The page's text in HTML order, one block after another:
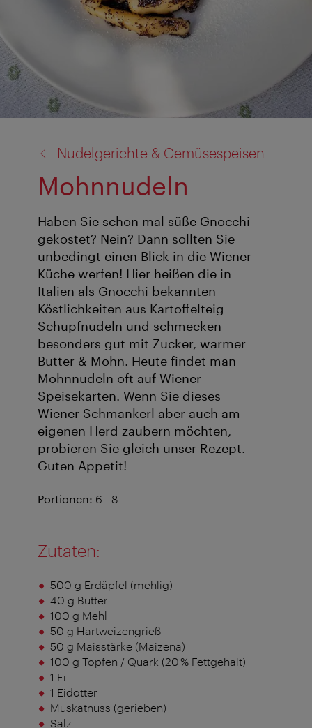
Nudelgerichte & Gemüsespeisen
Mohnnudeln
Haben Sie schon mal süße Gnocchi
gekostet? Nein? Dann sollten Sie
unbedingt einen Blick in die Wiener
Küche werfen! Hier heißen die in
Italien als Gnocchi bekannten
Köstlichkeiten aus Kartoffelteig
Schupfnudeln und schmecken
besonders gut mit Zucker, warmer
Butter & Mohn. Heute findet man
Mohnnudeln oft auf Wiener
Speisekarten. Wenn Sie dieses
Wiener Schmankerl aber auch am
eigenen Herd zaubern möchten,
probieren Sie gleich unser Rezept.
Guten Appetit!
Portionen: 6 - 8
Zutaten:
500 g Erdäpfel (mehlig)
40 g Butter
100 g Mehl
50 g Hartweizengrieß
50 g Maisstärke (Maizena)
100 g Topfen / Quark (20 % Fettgehalt)
1 Ei
1 Eidotter
Muskatnuss (gerieben)
Salz